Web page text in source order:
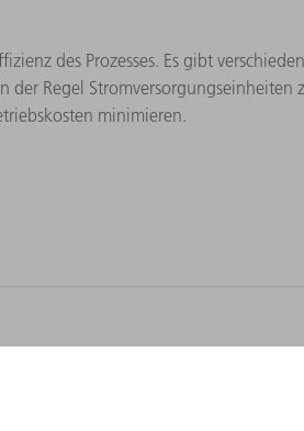
des Prozesses. Es gibt
der Regel Stromversorgungseinheiten
minimieren.